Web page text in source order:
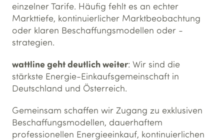
einzelner Tarife. Häufig fehlt es an echter
Markttiefe, kontinuierlicher Marktbeobachtung
oder klaren Beschaffungsmodellen oder -
strategien.
wattline geht deutlich weiter: Wir sind die
stärkste Energie-Einkaufsgemeinschaft in
Deutschland und Österreich.
Gemeinsam schaffen wir Zugang zu exklusiven
Beschaffungsmodellen, dauerhaftem
professionellen Energieeinkauf, kontinuierlichen